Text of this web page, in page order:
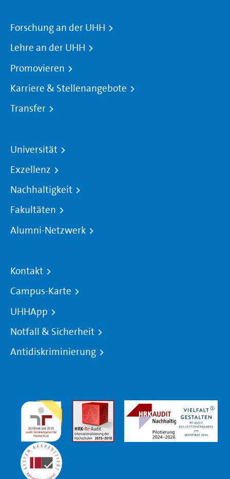
Forschung an der UHH
Lehre an der UHH
Promovieren
Karriere & Stellenangebote
Transfer
Universität
Exzellenz
Nachhaltigkeit
Fakultäten
Alumni-Netzwerk
Kontakt
Campus-Karte
UHHApp
Notfall & Sicherheit
Antidiskriminierung